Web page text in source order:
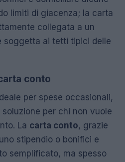
limiti di giacenza; la carta
collegata a un
soggetta ai tetti tipici delle
conto
per spese occasionali,
per chi non vuole
La carta conto, grazie
stipendio o bonifici e
semplificato, ma spesso